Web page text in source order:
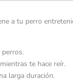
a tu perro
te hace reír.
larga duración.